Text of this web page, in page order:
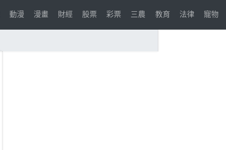
動漫 漫畫 財經 股票 彩票 三農 教育 法律 寵物